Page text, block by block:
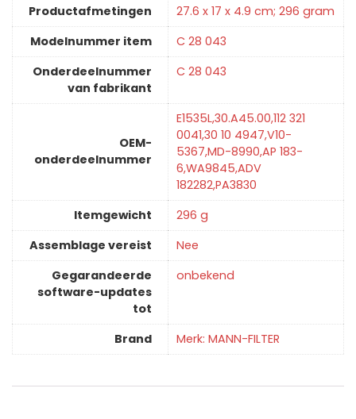
Productafmetingen
‎27.6 x 17 x 4.9 cm; 296 gram
Modelnummer item
‎C 28 043
Onderdeelnummer
van fabrikant
‎C 28 043
OEM-
onderdeelnummer
‎E1535L,30.A45.00,112 321
0041,30 10 4947,V10-
5367,MD-8990,AP 183-
6,WA9845,ADV
182282,PA3830
Itemgewicht
‎296 g
Assemblage vereist
‎Nee
Gegarandeerde
software-updates
tot
‎onbekend
Brand Merk: MANN-FILTER